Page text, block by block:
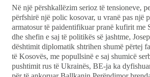
Në një përshkallëzim serioz të tensioneve,
përfshirë një polic kosovar, u vranë pas një
armatosur të paidentifikuar pranë kufirit me
dhe shefin e saj të politikës së jashtme,
dështimit diplomatik shtrihen shumë përtej
të Kosovës, me popullsinë e saj shumicë
pushtimit rus të Ukrainës, BE-ja ka